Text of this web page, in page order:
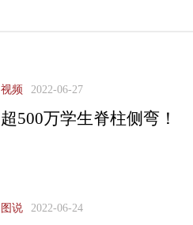
视频 2022-06-27
超500万学生脊柱侧弯！
图说 2022-06-24